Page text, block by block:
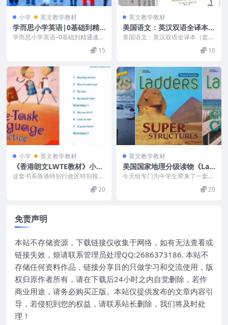
小学 英文教学教材
学而思小学英语|0基础到精
通速成|预备级共31讲MP4视
学而思小学英语–0基础到精通速成
—预备级1-31讲 学而思网校，为6
15
英文教学教材
美国语文：英汉双语全译本
（套装共6册）PDF
美国语文：英汉双语全译本（套装
共6册）英汉双语全译本 PDF 这是
10
小学 英文教学教材
《香港朗文LWTE教材》小学
1-6年级pdf+视频+听力音频
这套书系香港特别行政区特别推荐
的小学英语教材,一共有12册 1年
20
英文教学教材
美国国家地理分级读物《Lad
ders》系列
今天给专门为中学生带来了一套课
外读物——由美国国家地理配合美
20
免责声明
本站不存储资源，下载链接仅收集于网络，如有无法查看或
链接失效，烦请联系管理员处理QQ:2686373186. 本站不
存储任何资料作品，链接分享目的只做学习和交流使用，版
权归原作者所有，请在下载后24小时之内自觉删除，若作
商业用途，请务必购买正版。本站仅提供发布的文章内容引
导，若侵犯到您的权益，请联系站长删除，我们将及时处
理！